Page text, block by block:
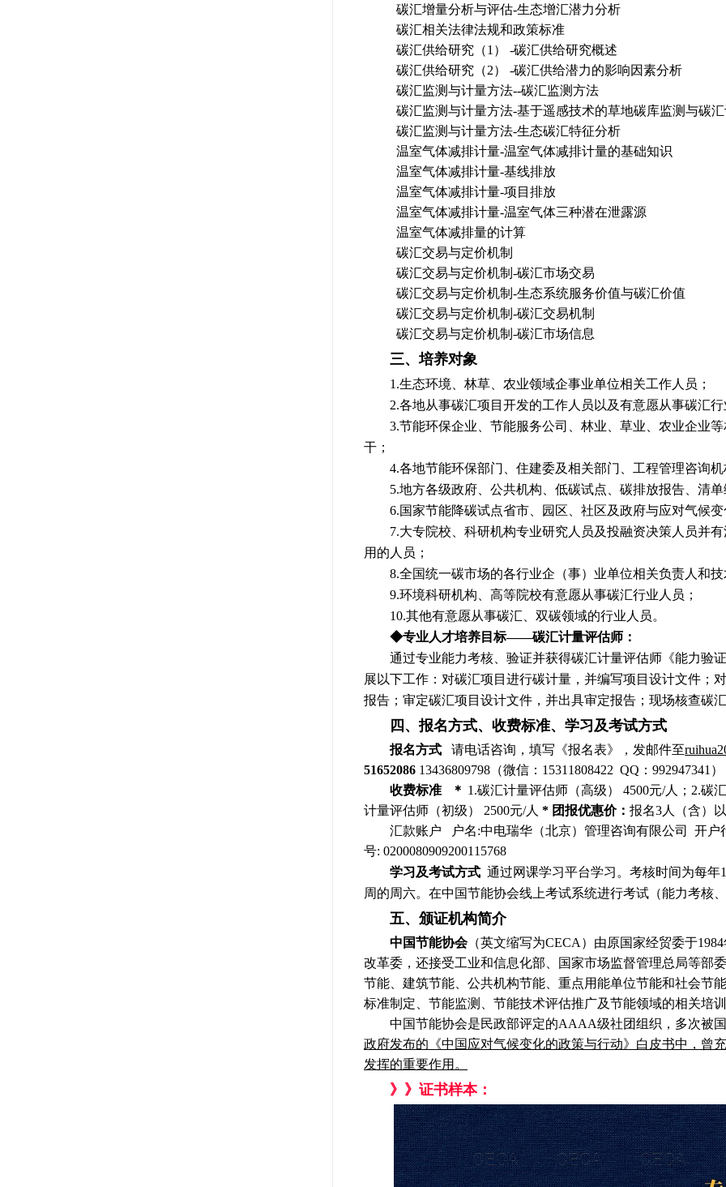
碳汇增量分析与评估-生态增汇潜力分析
碳汇相关法律法规和政策标准
碳汇供给研究（1 ） -碳汇供给研究概述
碳汇供给研究（2） -碳汇供给潜力的影响因素分析
碳汇监测与计量方法--碳汇监测方法
碳汇监测与计量方法-基于遥感技术的草地碳库监测与碳
碳汇监测与计量方法-生态碳汇特征分析
温室气体减排计量-温室气体减排计量的基础知识
温室气体减排计量-基线排放
温室气体减排计量-项目排放
温室气体减排计量-温室气体三种潜在泄露源
温室气体减排量的计算
碳汇交易与定价机制
碳汇交易与定价机制 -碳汇市场交易
碳汇交易与定价机制 -生态系统服务价值与碳汇价值
碳汇交易与定价机制 -碳汇交易机制
碳汇交易与定价机制 -碳汇市场信息
三、培养对象
1.生态环境、林草、农业领域企事业单位相关工作人员；
2.各地从事碳汇项目开发的工作人员以及有意愿从事碳汇
3.节能环保企业、节能服务公司、林业、草业、农业企业
干；
4.各地节能环保部门、住建委及相关部门、工程管理咨询
5.地方各级政府、公共机构、低碳试点、碳排放报告、清
6.国家节能降碳试点省市、园区、社区及政府与应对气候
7.大专院校、科研机构专业研究人员及投融资决策人员并
用的人员；
8.全国统一碳市场的各行业企（事）业单位相关负责人和
9.环境科研机构、高等院校有意愿从事碳汇行业人员；
10.其他有意愿从事碳汇、双碳领域的行业人员。
◆专业人才培养目标――碳汇计量评估师：
通过专业能力考核、验证并获得碳汇计量评估师《能力验
展以下工作：对碳汇项目进行碳计量，并编写项目设计文件；
报告；审定碳汇项目设计文件，并出具审定报告；现场核查碳
四、报名方式、收费标准、学习及考试方式
报名方式 请电话咨询，填写《报名表》，发邮件至
51652086 13436809798 （微信： 15311808422 QQ ： 992947341 ）
收费标准
＊ 1.碳汇计量评估师（高级） 4500元/人； 2.碳
计量评估师（初级）
2500元/人 * 团报优惠价： 报名3人（含）
汇款账户
户名:中电瑞华（北京）管理咨询有限公司
开户
号: 0200080909200115768
学习及考试方式 通过网课学习平台学习。考核时间为每年
周的周六。在中国节能协会线上考试系统进行考试（能力考核
五、颁证机构简介
中国节能协会（英文缩写为CECA）由原国家经贸委于
改革委，还接受工业和信息化部、国家市场监督管理总局等部
节能、建筑节能、公共机构节能、重点用能单位节能和社会节
标准制定、节能监测、节能技术评估推广及节能领域的相关培
中国节能协会是民政部评定的AAAA级社团组织，多次被
政府发布的《中国应对气候变化的政策与行动》白皮书中，曾
发挥的重要作用。
》》证书样本：